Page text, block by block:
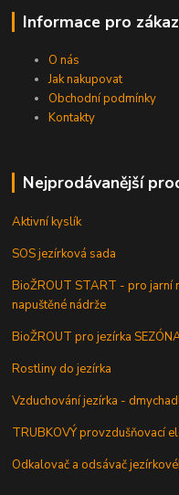
Informace pro
O nás
Jak nakupovat
Obchodní podmínky
Kontakty
Nejprodávanější
Aktivní kyslík
SOS jezírková sada
BioŽROUT START - pro jarní
napuštěné nádrže
BioŽROUT pro jezírka
Rostliny do jezírka
Vzduchování jezírka -
TRUBKOVÝ provzdušňovací
Odkalovač a odsávač